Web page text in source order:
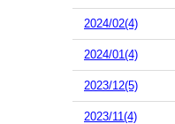
2024/02(4)
2024/01(4)
2023/12(5)
2023/11(4)